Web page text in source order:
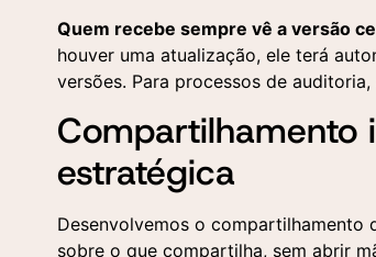
Quem recebe sempre vê a versão
houver uma atualização, ele terá
versões. Para processos de
Compartilhamento
estratégica
Desenvolvemos o compartilhamento
sobre o que compartilha, sem abrir